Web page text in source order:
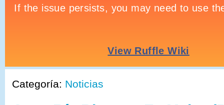
Categoría: Noticias